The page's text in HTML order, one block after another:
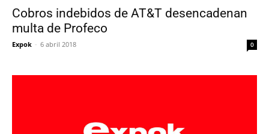
Cobros indebidos de AT&T desencadenan
multa de Profeco
Expok - 6 abril 2018 0